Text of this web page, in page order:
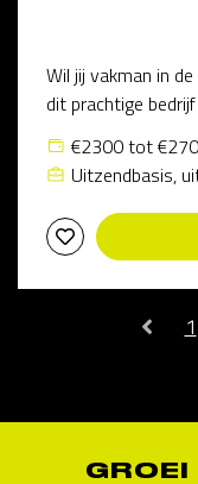
Wil jij vakman in
dit prachtige
€2300 tot
Uitzendbasis,
1
GROEI